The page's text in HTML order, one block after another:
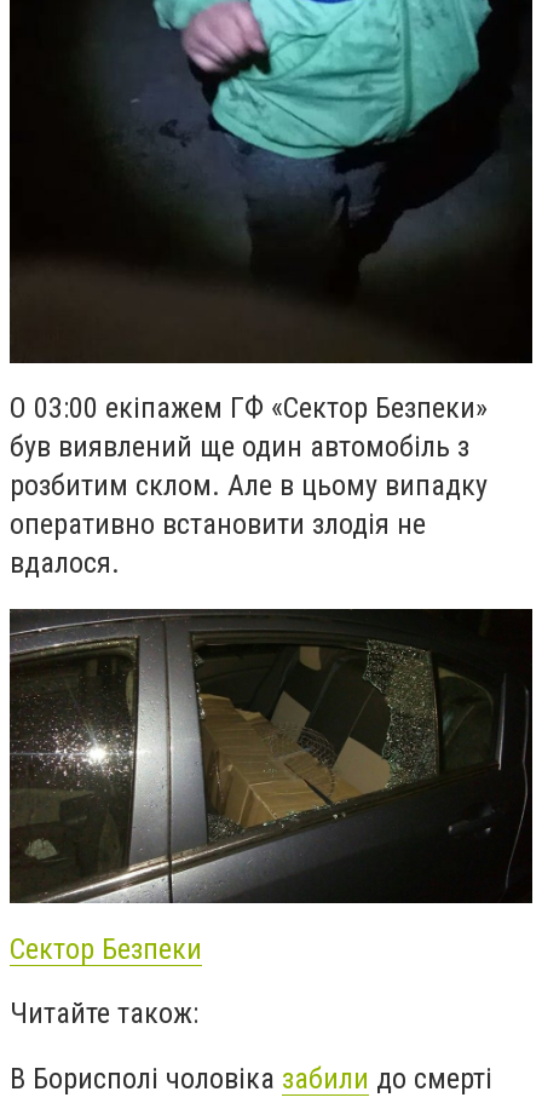
О 03:00 екіпажем ГФ «Сектор Безпеки»
був виявлений ще один автомобіль з
розбитим склом. Але в цьому випадку
оперативно встановити злодія не
вдалося.
Сектор Безпеки
Читайте також:
В Борисполі чоловіка забили до смерті